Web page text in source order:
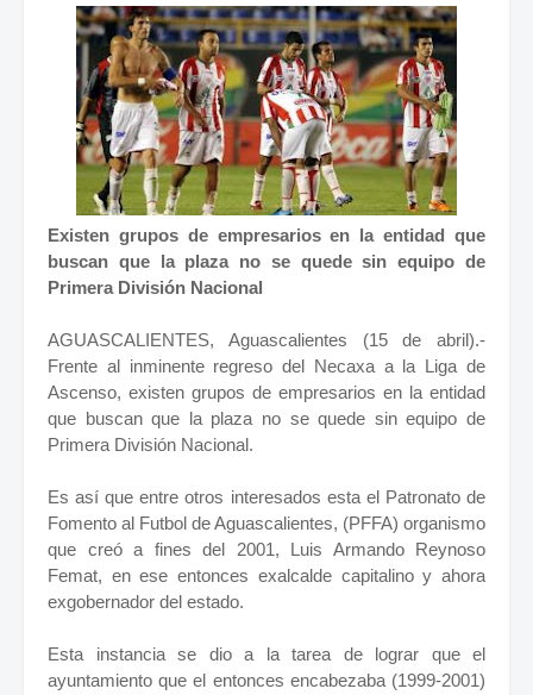
Existen grupos de empresarios en la entidad que
buscan que la plaza no se quede sin equipo de
Primera División Nacional
AGUASCALIENTES, Aguascalientes (15 de abril).-
Frente al inminente regreso del Necaxa a la Liga de
Ascenso, existen grupos de empresarios en la entidad
que buscan que la plaza no se quede sin equipo de
Primera División Nacional.
Es así que entre otros interesados esta el Patronato de
Fomento al Futbol de Aguascalientes, (PFFA) organismo
que creó a fines del 2001, Luis Armando Reynoso
Femat, en ese entonces exalcalde capitalino y ahora
exgobernador del estado.
Esta instancia se dio a la tarea de lograr que el
ayuntamiento que el entonces encabezaba (1999-2001)